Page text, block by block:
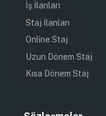
İş İlanları
Staj İlanları
Online Staj
Uzun Dönem Staj
Kısa Dönem Staj